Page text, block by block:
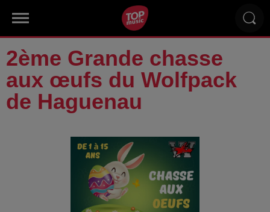
2ème Grande chasse
aux œufs du Wolfpack
de Haguenau